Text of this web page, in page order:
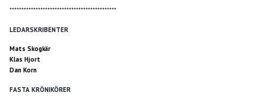
*********************************************
LEDARSKRIBENTER
Mats Skogkär
Klas Hjort
Dan Korn
FASTA KRÖNIKÖRER